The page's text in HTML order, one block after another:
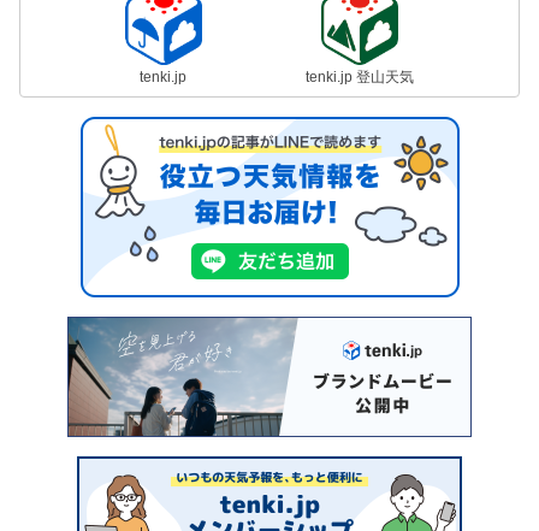
tenki.jp tenki.jp 登山天気